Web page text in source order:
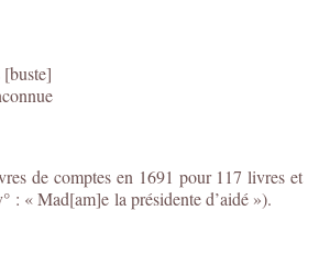
de comptes en 1691 pour 117 livres et
: « Mad[am]e la présidente d’aidé »).